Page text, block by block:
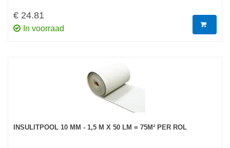
€ 24.81
In voorraad
INSULITPOOL 10 MM - 1,5 M X 50 LM = 75M² PER ROL